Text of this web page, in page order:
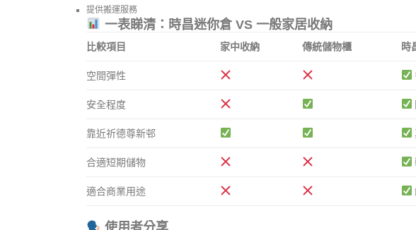
提供搬運服務
一表睇清：時昌迷你倉 VS 一般家居收納
比較項目 家中收納 傳統儲物櫃 時
空間彈性
安全程度
靠近祈德尊新邨
合適短期儲物
適合商業用途
使用者分享